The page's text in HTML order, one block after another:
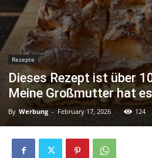
Rezepte
Dieses Rezept ist über
Meine Großmutter hat
By Werbung - February 17, 2026 124